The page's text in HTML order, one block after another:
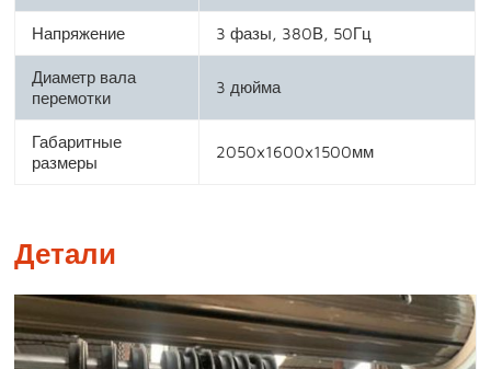
Напряжение 3 фазы, 380В, 50Гц
Диаметр вала
перемотки
3 дюйма
Габаритные
размеры
2050x1600x1500мм
Детали